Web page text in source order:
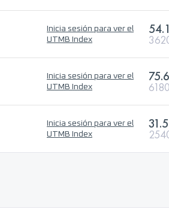
Inicia sesión para ver el
UTMB Index
Inicia sesión para ver el
UTMB Index
Inicia sesión para ver el
UTMB Index